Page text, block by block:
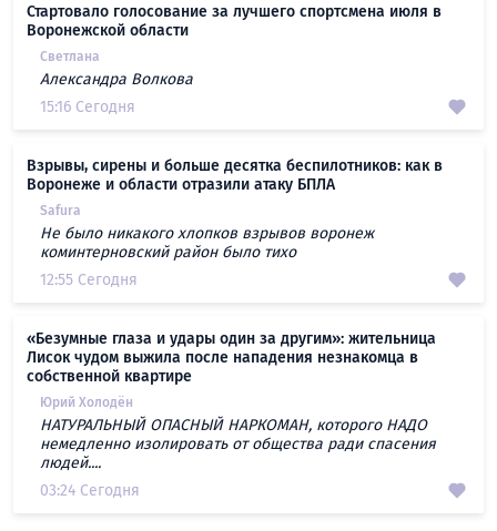
Стартовало голосование за лучшего спортсмена июля в
Воронежской области
Светлана
Александра Волкова
15:16 Сегодня
Взрывы, сирены и больше десятка беспилотников: как в
Воронеже и области отразили атаку БПЛА
Safura
Не было никакого хлопков взрывов воронеж
коминтерновский район было тихо
12:55 Сегодня
«Безумные глаза и удары один за другим»: жительница
Лисок чудом выжила после нападения незнакомца в
собственной квартире
Юрий Холодён
НАТУРАЛЬНЫЙ ОПАСНЫЙ НАРКОМАН, которого НАДО
немедленно изолировать от общества ради спасения
людей....
03:24 Сегодня